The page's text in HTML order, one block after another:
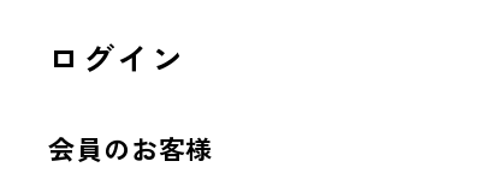
ログイン
会員のお客様